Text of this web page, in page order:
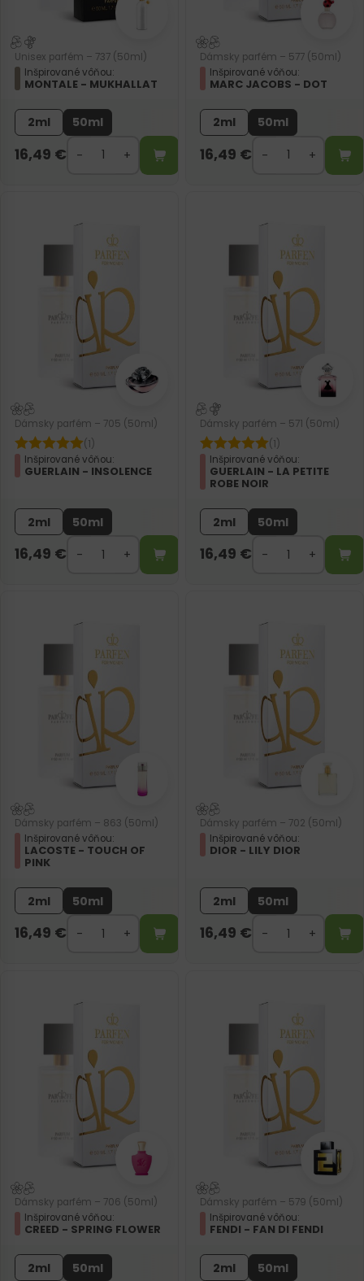
Unisex parfém – 737 (50ml)
Inšpirované vôňou:
MONTALE - MUKHALLAT
2ml 50ml
16,49 €
Dámsky parfém – 577 (50ml)
Inšpirované vôňou:
MARC JACOBS - DOT
2ml 50ml
16,49 €
Dámsky parfém – 705 (50ml)
(1)
Inšpirované vôňou:
GUERLAIN - INSOLENCE
2ml 50ml
16,49 €
Dámsky parfém – 571 (50ml)
(1)
Inšpirované vôňou:
GUERLAIN - LA PETITE
ROBE NOIR
2ml 50ml
16,49 €
Dámsky parfém – 863 (50ml)
Inšpirované vôňou:
LACOSTE - TOUCH OF
PINK
2ml 50ml
16,49 €
Dámsky parfém – 702 (50ml)
Inšpirované vôňou:
DIOR - LILY DIOR
2ml 50ml
16,49 €
Dámsky parfém – 706 (50ml)
Inšpirované vôňou:
CREED - SPRING FLOWER
2ml 50ml
Dámsky parfém – 579 (50ml)
Inšpirované vôňou:
FENDI - FAN DI FENDI
2ml 50ml